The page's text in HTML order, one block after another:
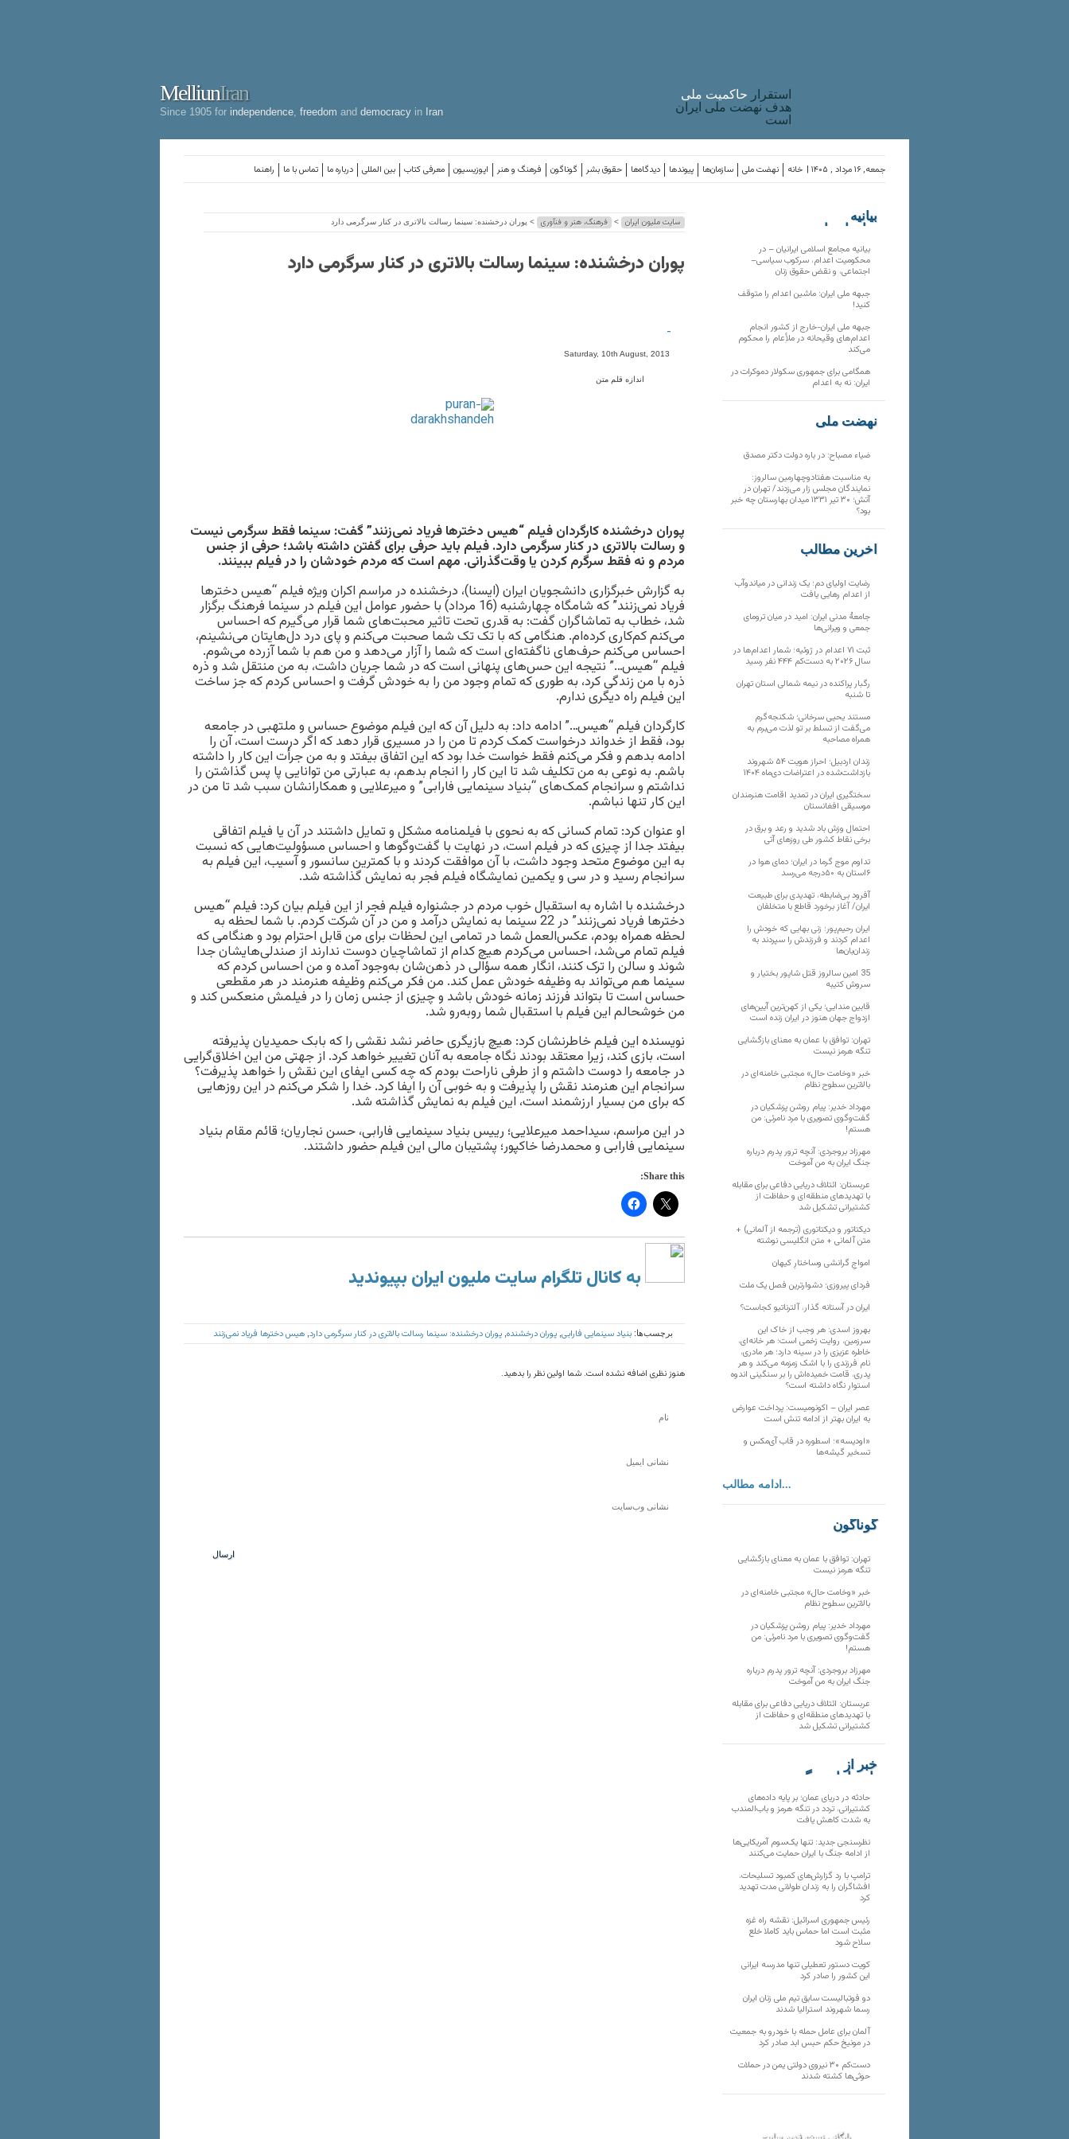
MelliunIran
Since 1905 for independence freedom and democracy in Iran
استقرار حاکميت ملی
هدف نهضت ملی ایران
است
راهنما تماس با ما درباره ما بین المللی معرفی کتاب اپوزیسیون فرهنگ و هنر گوناگون حقوق بشر دیدگاه‌ها پیوندها سازمان‌ها نهضت ملی خانه جمعه, ۱۶ مرداد , ۱۴۰۵ |
سایت ملیون ایران > فرهنگ، هنر و فنآوری > پوران درخشنده: سینما رسالت بالاتری در کنار سرگرمی دارد
پوران درخشنده: سینما رسالت بالاتری در کنار سرگرمی دارد
-
Saturday, 10th August, 2013
اندازه قلم متن
پوران درخشنده کارگردان فیلم “هیس دخترها فریاد نمی‌زنند” گفت: سینما فقط سرگرمی نیست
و رسالت بالاتری در کنار سرگرمی دارد. فیلم باید حرفی برای گفتن داشته باشد؛ حرفی از جنس
مردم و نه فقط سرگرم کردن یا وقت‌گذرانی. مهم است که مردم خودشان را در فیلم ببینند.
به گزارش خبرگزاری دانشجویان ایران (ایسنا)، درخشنده در مراسم اکران ویژه فیلم “هیس دخترها
فریاد نمی‌زنند” که شامگاه چهارشنبه (16 مرداد) با حضور عوامل این فیلم در سینما فرهنگ برگزار
شد، خطاب به تماشاگران گفت: به قدری تحت تاثیر محبت‌های شما قرار می‌گیرم که احساس
می‌کنم کم‌کاری کرده‌ام. هنگامی که با تک تک شما صحبت می‌کنم و پای درد دل‌هایتان می‌نشینم،
احساس می‌کنم حرف‌های ناگفته‌ای است که شما را آزار می‌دهد و من هم با شما آزرده می‌شوم.
فیلم “هیس…” نتیجه این حس‌های پنهانی است که در شما جریان داشت، به من منتقل شد و ذره
ذره با من زندگی کرد، به طوری که تمام وجود من را به خودش گرفت و احساس کردم که جز ساخت
این فیلم راه دیگری ندارم.
کارگردان فیلم “هیس…” ادامه داد: به دلیل آن که این فیلم موضوع حساس و ملتهبی در جامعه
بود، فقط از خدواند درخواست کمک کردم تا من را در مسیری قرار دهد که اگر درست است، آن را
ادامه بدهم و فکر می‌کنم فقط خواست خدا بود که این اتفاق بیفتد و به من جرأت این کار را داشته
باشم. به نوعی به من تکلیف شد تا این کار را انجام بدهم، به عبارتی من توانایی پا پس گذاشتن را
نداشتم و سرانجام کمک‌های “بنیاد سینمایی فارابی” و میرعلایی و همکارانشان سبب شد تا من در
این کار تنها نباشم.
او عنوان کرد: تمام کسانی که به نحوی با فیلمنامه مشکل و تمایل داشتند در آن یا فیلم اتفاقی
بیفتد جدا از چیزی که در فیلم است، در نهایت با گفت‌وگوها و احساس مسؤولیت‌هایی که نسبت
به این موضوع متحد وجود داشت، با آن موافقت کردند و با کمترین سانسور و آسیب، این فیلم به
سرانجام رسید و در سی و یکمین نمایشگاه فیلم فجر به نمایش گذاشته شد.
درخشنده با اشاره به استقبال خوب مردم در جشنواره فیلم فجر از این فیلم بیان کرد: فیلم “هیس
دخترها فریاد نمی‌زنند” در 22 سینما به نمایش درآمد و من در آن شرکت کردم. با شما لحظه به
لحظه همراه بودم، عکس‌العمل شما در تمامی این لحظات برای من قابل احترام بود و هنگامی که
فیلم تمام می‌شد، احساس می‌کردم هیچ کدام از تماشاچیان دوست ندارند از صندلی‌هایشان جدا
شوند و سالن را ترک کنند، انگار همه سؤالی در ذهن‌شان به‌وجود آمده و من احساس کردم که
سینما هم می‌تواند به وظیفه خودش عمل کند. من فکر می‌کنم وظیفه هنرمند در هر مقطعی
حساس است تا بتواند فرزند زمانه خودش باشد و چیزی از جنس زمان را در فیلمش منعکس کند و
من خوشحالم این فیلم با استقبال شما روبه‌رو شد.
نویسنده این فیلم خاطرنشان کرد: هیچ بازیگری حاضر نشد نقشی را که بابک حمیدیان پذیرفته
است، بازی کند، زیرا معتقد بودند نگاه جامعه به آنان تغییر خواهد کرد. از جهتی من این اخلاق‌گرایی
در جامعه را دوست داشتم و از طرفی ناراحت بودم که چه کسی ایفای این نقش را خواهد پذیرفت؟
سرانجام این هنرمند نقش را پذیرفت و به خوبی آن را ایفا کرد. خدا را شکر می‌کنم در این روزهایی
که برای من بسیار ارزشمند است، این فیلم به نمایش گذاشته شد.
در این مراسم، سیداحمد میرعلایی؛ رییس بنیاد سینمایی فارابی، حسن نجاریان؛ قائم مقام بنیاد
سینمایی فارابی و محمدرضا خاکپور؛ پشتیبان مالی این فیلم حضور داشتند.
Share this:
به کانال تلگرام سایت ملیون ایران بپیوندید
برچسب‌ها: بنیاد سینمایی فارابی پوران درخشنده پوران درخشنده: سینما رسالت بالاتری در کنار سرگرمی دارد هیس دخترها فریاد نمی‌زنند
هنوز نظری اضافه نشده است. شما اولین نظر را بدهید.
بیانیه
سازمان‌های
بیانیه مجامع اسلامی ایرانیان – در
محکومیت اعدام، سرکوب سیاسی–
اجتماعی، و نقض حقوق زنان
جبهه ملی ایران: ماشین اعدام را متوقف
کنید!
جبهه ملی ایران-خارج از کشور انجام
اعدام‌های وقیحانه در ملأِعام را محکوم
می‌کند
همگامی برای جمهوری سکولار دموکرات در
ایران: نه به اعدام
نهضت ملی
ضیاء مصباح: در باره دولت دکتر مصدق
به مناسبت هفتادوچهارمین سالروز:
نمایندگان مجلس زار می‌زدند/ تهران در
آتش؛ ۳۰ تیر ۱۳۳۱ میدان بهارستان چه خبر
بود؟
آخرین مطالب
رضایت اولیای دم؛ یک زندانی در میاندوآب
از اعدام رهایی یافت
جامعهٔ مدنی ایران: امید در میان ترومای
جمعی و ویرانی‌ها
ثبت ۷۱ اعدام در ژوئیه؛ شمار اعدام‌ها در
سال ۲۰۲۶ به دست‌کم ۴۴۴ نفر رسید
رگبار پراکنده در نیمه شمالی استان تهران
تا شنبه
مستند یحیی سرخانی؛ شکنجه‌گرم
می‌گفت از تسلط بر تو لذت می‌برم به
همراه مصاحبه
زندان اردبیل؛ احراز هویت ۵۴ شهروند
بازداشت‌شده در اعتراضات دی‌ماه ۱۴۰۴
سختگیری ایران در تمدید اقامت هنرمندان
موسیقی افغانستان
احتمال وزش باد شدید و رعد و برق در
برخی نقاط کشور طی روزهای آتی
تداوم موج گرما در ایران؛ دمای هوا در
۶استان به ۵۰درجه می‌رسد
آفرود بی‌ضابطه، تهدیدی برای طبیعت
ایران/ آغاز برخورد قاطع با متخلفان
ایران رحیم‌پور؛ زنی بهایی که خودش را
اعدام کردند و فرزندش را سپردند به
زندان‌بان‌ها
35 امین سالروز قتل شاپور بختیار و
سروش کتیبه
قابین مندایی؛ یکی از کهن‌ترین آیین‌های
ازدواج جهان هنوز در ایران زنده است
تهران: توافق با عمان به معنای بازگشایی
تنگه هرمز نیست
خبر «وخامت حال» مجتبی خامنه‌ای در
بالاترین سطوح نظام
مهرداد خدیر: پیام روشن پزشکیان در
گفت‌و‌گوی تصویری با مرد نامرئی: من
هستم!
مهرزاد بروجردی: آنچه ترور پدرم درباره
جنگ ایران به من آموخت
عربستان: ائتلاف دریایی دفاعی برای مقابله
با تهدیدهای منطقه‌ای و حفاظت از
کشتیرانی تشکیل شد
دیکتاتور و دیکتاتوری (ترجمه از آلمانی) +
متن آلمانی + متن انگلیسی نوشته
‌امواجِ گرانشی وساختارِ کیهان
فردای پیروزی؛ دشوارترین فصل یک ملت
ایران در آستانه گذار، آلترناتیو کجاست؟
بهروز اسدی: هر وجب از خاک‌ این
سرزمین، روایت زخمی است؛ هر خانه‌ای،
خاطره عزیزی را در سینه دارد؛ هر مادری،
نام فرزندی را با اشک زمزمه می‌کند و هر
پدری، قامت خمیده‌اش را بر سنگینی اندوه
استوار نگاه داشته است؟
عصر ایران – اکونومیست: پرداخت عوارض
به ایران بهتر از ادامه تنش است
«اودیسه»؛ اسطوره در قاب آی‌مکس و
تسخیر گیشه‌ها
ادامه مطالب...
گوناگون
تهران: توافق با عمان به معنای بازگشایی
تنگه هرمز نیست
خبر «وخامت حال» مجتبی خامنه‌ای در
بالاترین سطوح نظام
مهرداد خدیر: پیام روشن پزشکیان در
گفت‌و‌گوی تصویری با مرد نامرئی: من
هستم!
مهرزاد بروجردی: آنچه ترور پدرم درباره
جنگ ایران به من آموخت
عربستان: ائتلاف دریایی دفاعی برای مقابله
با تهدیدهای منطقه‌ای و حفاظت از
کشتیرانی تشکیل شد
خبر از
تارنماهای دیگر
حادثه در دریای عمان؛ بر پایه داده‌های
کشتیرانی، تردد در تنگه هرمز و باب‌المندب
به شدت کاهش یافت
نظرسنجی جدید: تنها یک‌سوم آمریکایی‌ها
از ادامه جنگ با ایران حمایت می‌کنند
ترامپ با رد گزارش‌های کمبود تسلیحات،
افشاگران را به زندان طولانی مدت تهدید
کرد
رئیس‌ جمهوری اسرائیل: نقشه راه غزه
مثبت است اما حماس باید کاملا خلع
سلاح شود
کویت دستور تعطیلی تنها مدرسه ایرانی
این کشور را صادر کرد
دو فوتبالیست سابق تیم ملی زنان ایران
رسما شهروند استرالیا شدند
آلمان برای عامل حمله با خودرو به جمعیت
در مونیخ حکم حبس ابد صادر کرد
دست‌کم ۳۰ نیروی دولتی یمن در حملات
حوثی‌ها کشته شدند
بایگانی نسخه قدیم سایت